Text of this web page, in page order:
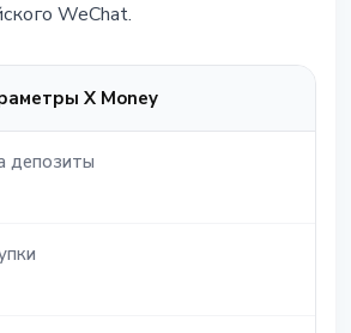
WeChat.
X Money
депозиты